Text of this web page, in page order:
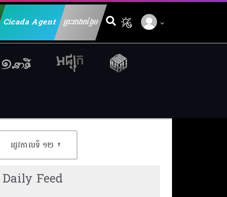
Cicada Agentព្រះនាងកង្កែប Search for:
រដូវកាលទី​ ១២
Daily Feed